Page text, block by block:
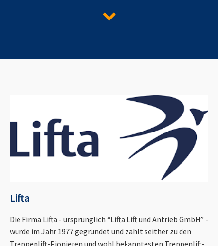
Lifta
Die Firma Lifta - ursprünglich “Lifta Lift und Antrieb GmbH” -
wurde im Jahr 1977 gegründet und zählt seither zu den
Treppenlift-Pionieren und wohl bekanntesten Treppenlift-